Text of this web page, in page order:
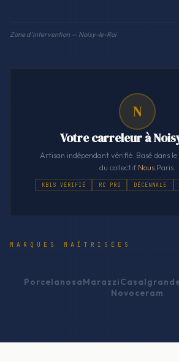
Zone d'intervention — Noisy-le-Roi
N
Votre carreleur à
Artisan indépendant vérifié. Basé dans
du collectifNous .Paris.
KBIS VÉRIFIÉ RC PRO DÉCENNALE
MARQUES MAÎTRISÉES
PorcelanosaMarazzi
Novoceram